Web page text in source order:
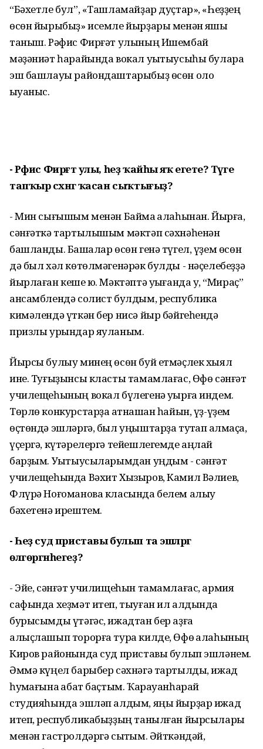
“Бәхетле бул”, «Ташламайҙар дуҫтар», «Һеҙҙең
өсөн йырыбыҙ» исемле йырҙары менән яҡшы
таныш. Рәфис Фирғәт улының Ишембай
мәҙәниәт һарайында вокал уҡытыусыһы булараҡ
эш башлауы райондаштарыбыҙ өсөн оло
ҡыуаныс.
- Рәфис Фирғәт улы, һеҙ ҡайһы яҡ егете? Тәүге
тапҡыр сәхнәгә ҡасан сыҡтығыҙ?
- Мин сығышым менән Баймаҡ ҡалаһынан. Йырға,
сәнғәткә тартылышым мәктәп сәхнәһенән
башланды. Башҡалар өсөн генә түгел, үҙем өсөн
дә был хәл көтөлмәгенәрәк булды - нәҫелебеҙҙә
йырлаған кеше юҡ. Мәктәптә уҡығанда уҡ, “Мираҫ”
ансамблендә солист булдым, республика
кимәлендә үткән бер нисә йыр бәйгеһендә
призлы урындар яуланым.
Йырсы булыу минең өсөн буй етмәҫлек хыял
ине. Туғыҙынсы класты тамамлағас, Өфө сәнғәт
училещеһының вокал бүлегенә уҡырға индем.
Төрлө конкурстарҙа ҡатнашҡан һайын, үҙ-үҙем
өҫтөндә эшләргә, был уңыштарҙа туҡтап ҡалмаҫҡа,
үҫергә, күтәрелергә тейешлегемде аңлай
барҙым. Уҡытыусыларымдан уңдым - сәнғәт
училещеһында Вәхит Хызыров, Камил Вәлиев,
Флүрә Ноғоманова класында белем алыу
бәхетенә ирештем.
- Һеҙ суд приставы булып та эшләргә
өлгөргәнһегеҙ?
- Эйе, сәнғәт училищеһын тамамлағас, армия
сафында хеҙмәт итеп, тыуған ил алдында
бурысымды үтәгәс, ижадтан бер аҙға
алыҫлашып торорға тура килде, Өфө ҡалаһының
Киров районында суд приставы булып эшләнем.
Әммә күңел барыбер сәхнәгә тартылды, ижад
һуҡмағына ҡабат баҫтым. Ҡарауанһарай
студияһында эшләп алдым, яңы йырҙар ижад
итеп, республикабыҙҙың танылған йырсылары
менән гастролдәргә сыҡтым. Әйткәндәй,